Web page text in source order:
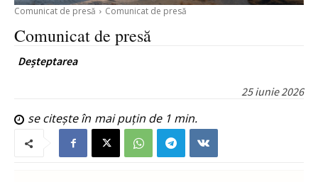
Comunicat de presă Comunicat de presă
Comunicat de presă
Deșteptarea
25 iunie 2026
se citește în mai puțin de 1 min.